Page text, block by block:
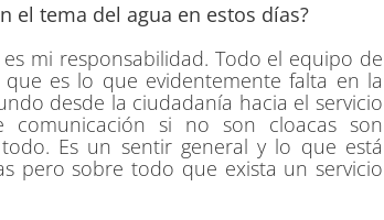
el tema del agua en estos días?
mi responsabilidad. Todo el equipo de
es lo que evidentemente falta en la
desde la ciudadanía hacia el servicio
comunicación si no son cloacas son
Es un sentir general y lo que está
pero sobre todo que exista un servicio